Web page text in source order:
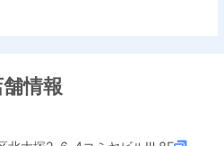
舗情報